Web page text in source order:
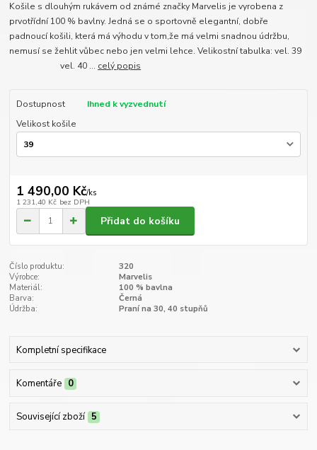
Košile s dlouhým rukávem od známé značky Marvelis je vyrobena z
prvotřídní 100 % bavlny. Jedná se o sportovně elegantní, dobře
padnoucí košili, která má výhodu v tom,že má velmi snadnou údržbu,
nemusí se žehlit vůbec nebo jen velmi lehce. Velikostní tabulka: vel. 39
vel. 40 ... celý popis
Dostupnost
Ihned k vyzvednutí
Velikost košile
1 490,00 Kč/ks
1 231,40 Kč bez DPH
Přidat do košíku
Číslo produktu:
320
Výrobce:
Marvelis
Materiál:
100 % bavlna
Barva:
Černá
Údržba:
Praní na 30, 40 stupňů
Kompletní specifikace
Komentáře 0
Související zboží 5